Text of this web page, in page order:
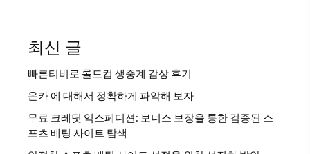
최신 글
빠른티비로 롤드컵 생중계 감상 후기
온카 에 대해서 정확하게 파악해 보자
무료 크레딧 익스페디션: 보너스 보장을 통한 검증된 스
포츠 베팅 사이트 탐색